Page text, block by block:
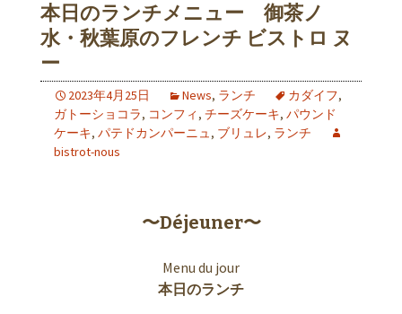
本日のランチメニュー 御茶ノ
水・秋葉原のフレンチ ビストロ ヌ
ー
2023年4月25日 News, ランチ カダイフ,
ガトーショコラ, コンフィ , チーズケーキ, パウンド
ケーキ, パテドカンパーニュ, ブリュレ, ランチ
bistrot-nous
〜Déjeuner〜
Menu du jour
本日のランチ